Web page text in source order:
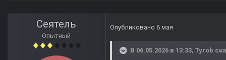
Сеятель
Опытный
Опубликовано 6 мая
В 06.05.2026 в 13:33, Tyrob